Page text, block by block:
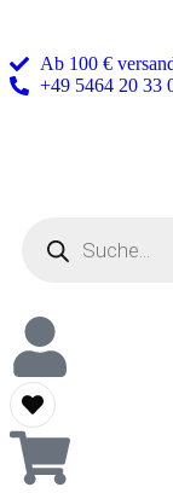
Ab 100 €
+49 5464 20 33